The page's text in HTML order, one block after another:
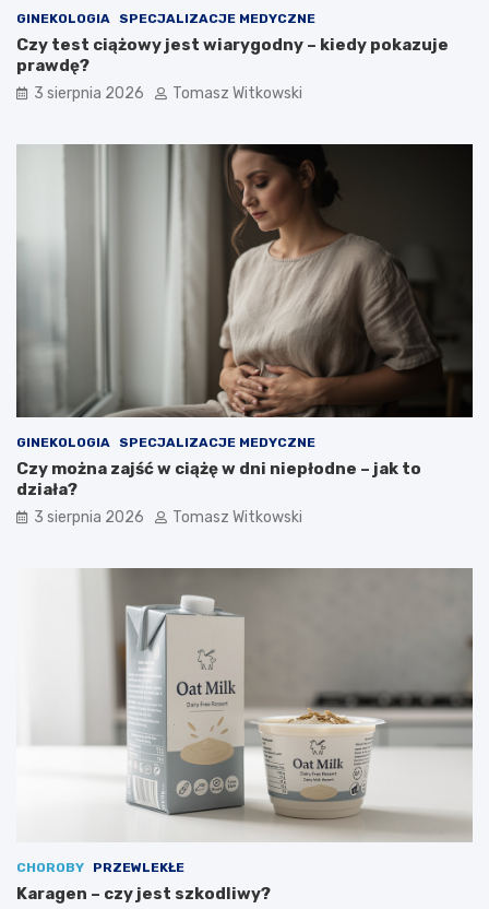
GINEKOLOGIA SPECJALIZACJE MEDYCZNE
Czy test ciążowy jest wiarygodny – kiedy pokazuje
prawdę?
3 sierpnia 2026 Tomasz Witkowski
GINEKOLOGIA SPECJALIZACJE MEDYCZNE
Czy można zajść w ciążę w dni niepłodne – jak to
działa?
3 sierpnia 2026 Tomasz Witkowski
CHOROBY PRZEWLEKŁE
Karagen – czy jest szkodliwy?